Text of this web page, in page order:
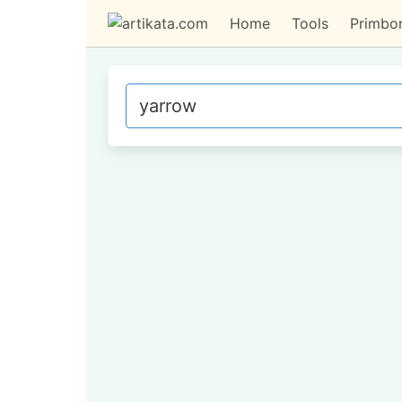
Home Tools